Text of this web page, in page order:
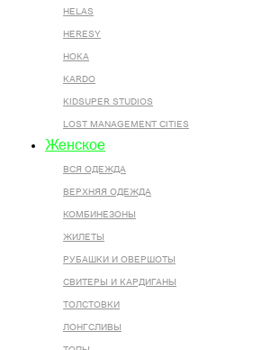
HELAS
HERESY
HOKA
KARDO
KIDSUPER STUDIOS
LOST MANAGEMENT CITIES
Женское
ВСЯ ОДЕЖДА
ВЕРХНЯЯ ОДЕЖДА
КОМБИНЕЗОНЫ
ЖИЛЕТЫ
РУБАШКИ И ОВЕРШОТЫ
СВИТЕРЫ И КАРДИГАНЫ
ТОЛСТОВКИ
ЛОНГСЛИВЫ